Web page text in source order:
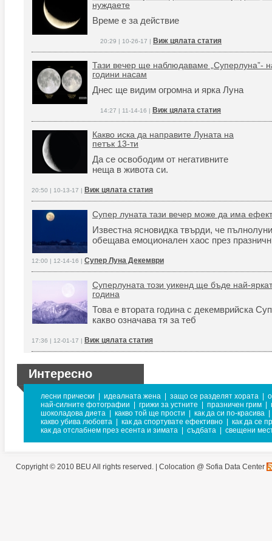
нуждаете
Време е за действие
20:29 | 10-26-17 | Виж цялата статия
Тази вечер ще наблюдаваме „Суперлуна”-
години насам
Днес ще видим огромна и ярка Луна
14:27 | 11-14-16 | Виж цялата статия
Какво иска да направите Луната на
петък 13-ти
Да се освободим от негативните
неща в живота си.
20:50 | 10-13-17 | Виж цялата статия
Супер луната тази вечер може да има
Известна ясновидка твърди, че
обещава емоционален хаос през
12:00 | 12-14-16 | Супер Луна Декември
Суперлуната този уикенд ще бъде най-
година
Това е втората година с декемврийска
какво означава тя за теб
17:36 | 12-01-17 | Виж цялата статия
Интересно
лесни прически идеалната жена защо се разделят хората
най-силните фотографии
грижи за устните празничен грим
шоколадова диета
какво той ще прости как да си по-красива
какво убива любовта
как да спортувате ефективно
как да се
как да отслабнем през есента и зимата
съдбата свещени
Copyright © 2010 BEU All rights reserved. | Colocation @ Sofia Data Center